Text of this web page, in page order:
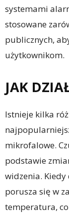
systemami
stosowane
publicznych,
użytkownikom.
JAK
Istnieje kilka
mikrofalowe.
podstawie
widzenia. Kiedy
porusza się w
temperatura,